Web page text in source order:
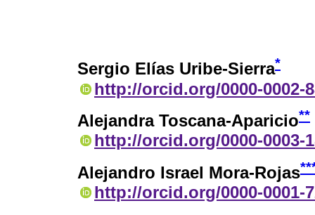
Sergio Elías Uribe-Sierra*
http://orcid.org/0000-0002-
Alejandra Toscana-Aparicio**
http://orcid.org/0000-0003-
Alejandro Israel Mora-Rojas
http://orcid.org/0000-0001-